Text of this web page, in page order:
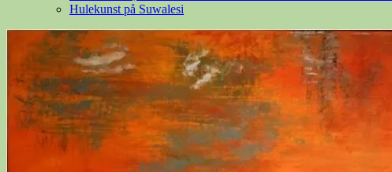
Hulekunst på Suwalesi